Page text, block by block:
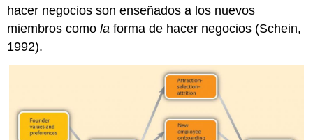
hacer negocios son enseñados a los nuevos
miembros comola forma de hacer negocios (Schein,
1992).